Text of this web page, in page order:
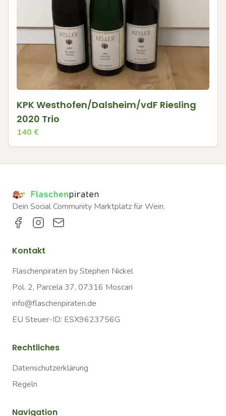
KPK Westhofen/Dalsheim/vdF Riesling
2020 Trio
140 €
Dein Social Community Marktplatz für Wein.
Kontakt
Flaschenpiraten by Stephen Nickel
Pol. 2, Parcela 37, 07316 Moscari
info@flaschenpiraten.de
EU Steuer-ID: ESX9623756G
Rechtliches
Datenschutzerklärung
Regeln
Navigation